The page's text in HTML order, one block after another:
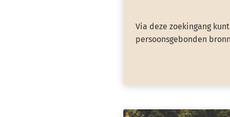
Via deze zoekingang
persoonsgebonden